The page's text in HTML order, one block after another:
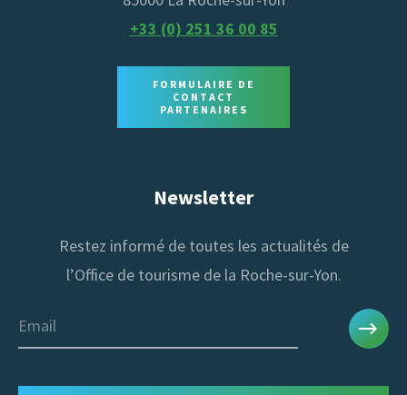
+33 (0) 251 36 00 85
FORMULAIRE DE
CONTACT
PARTENAIRES
Newsletter
Restez informé de toutes les actualités de
l’Office de tourisme de la Roche-sur-Yon.
Email